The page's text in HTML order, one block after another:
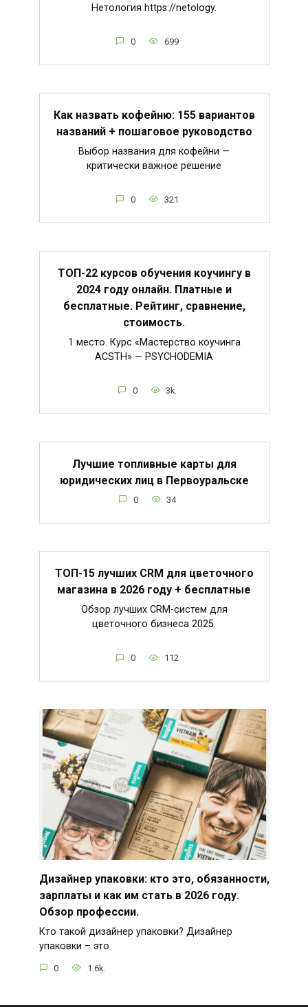
Нетология https://netology.
0 699
Как назвать кофейню: 155 вариантов
названий + пошаговое руководство
Выбор названия для кофейни —
критически важное решение
0 321
ТОП-22 курсов обучения коучингу в
2024 году онлайн. Платные и
бесплатные. Рейтинг, сравнение,
стоимость.
1 место. Курс «Мастерство коучинга
ACSTH» — PSYCHODEMIA
0 3k.
Лучшие топливные карты для
юридических лиц в Первоуральске
0 34
ТОП-15 лучших CRM для цветочного
магазина в 2026 году + бесплатные
Обзор лучших CRM-систем для
цветочного бизнеса 2025.
0 112
Дизайнер упаковки: кто это, обязанности,
зарплаты и как им стать в 2026 году.
Обзор профессии.
Кто такой дизайнер упаковки? Дизайнер
упаковки – это
0 1.6k.